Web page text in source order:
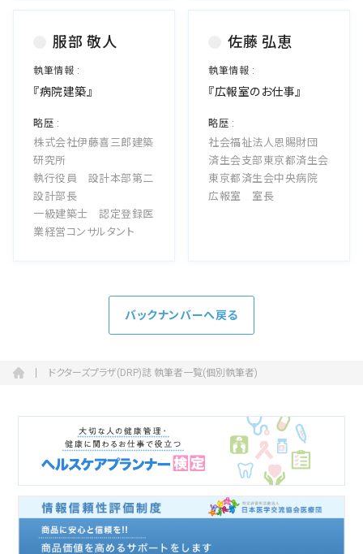
服部 敬人
『病院建築』
株式会社伊藤喜三郎建築
研究所
執行役員 設計本部第二
設計部長
一級建築士 認定登録医
業経営コンサルタント
佐藤 弘恵
『広報室のお仕事』
社会福祉法人恩賜財団
済生会支部東京都済生会
東京都済生会中央病院
広報室 室長
バックナンバーへ戻る
ドクターズプラザ(DRP)誌 執筆者一覧(個別執筆者)